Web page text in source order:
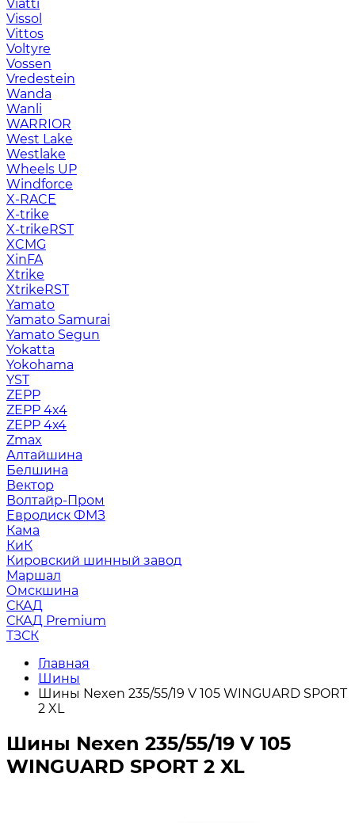
Viatti
Vissol
Vittos
Voltyre
Vossen
Vredestein
Wanda
Wanli
WARRIOR
West Lake
Westlake
Wheels UP
Windforce
X-RACE
X-trike
X-trikeRST
XCMG
XinFA
Xtrike
XtrikeRST
Yamato
Yamato Samurai
Yamato Segun
Yokatta
Yokohama
YST
ZEPP
ZEPP 4x4
ZEPP 4х4
Zmax
Алтайшина
Белшина
Вектор
Волтайр-Пром
Евродиск ФМЗ
Кама
КиК
Кировский шинный завод
Маршал
Омскшина
СКАД
СКАД Premium
ТЗСК
Главная
Шины
Шины Nexen 235/55/19 V 105 WINGUARD SPORT
2 XL
Шины Nexen 235/55/19 V 105
WINGUARD SPORT 2 XL